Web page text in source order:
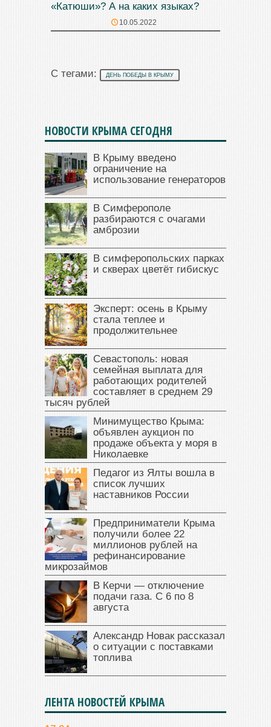
«Катюши»? А на каких языках?
10.05.2022
С тегами: ДЕНЬ ПОБЕДЫ В КРЫМУ
НОВОСТИ КРЫМА СЕГОДНЯ
В Крыму введено
ограничение на
использование генераторов
В Симферополе
разбираются с очагами
амброзии
В симферопольских парках
и скверах цветёт гибискус
Эксперт: осень в Крыму
стала теплее и
продолжительнее
Севастополь: новая
семейная выплата для
работающих родителей
составляет в среднем 29
тысяч рублей
Минимущество Крыма:
объявлен аукцион по
продаже объекта у моря в
Николаевке
Педагог из Ялты вошла в
список лучших
наставников России
Предприниматели Крыма
получили более 22
миллионов рублей на
рефинансирование
микрозаймов
В Керчи — отключение
подачи газа. С 6 по 8
августа
Александр Новак рассказал
о ситуации с поставками
топлива
ЛЕНТА НОВОСТЕЙ КРЫМА